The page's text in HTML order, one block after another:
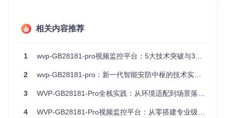
RO开
活跃、协议支
WVP-PRO采用Spring Boot + Vue.js技术栈，后端提供稳定的
且预算有限的企业场景。
环境部署实战：Docker容器化方案
🔍实操步骤：
相关内容推荐
1 wvp-GB28181-pro视频监控平台：5大技术突破与3步落地指南
2 wvp-GB28181-pro：新一代智能安防中枢的技术实践与价值解析
3 WVP-GB28181-Pro全栈实践：从环境适配到场景落地的系统化指南
4 WVP-GB28181-Pro视频监控平台：从零搭建专业级安防系统的完整指南